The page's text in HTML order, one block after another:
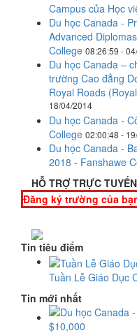
Campus của Học
Du học Canada -
Advanced
College 08:26:59 -
Du học Canada –
trường Cao đẳng
Royal Roads
18/04/2014
Du học Canada -
College 02:00:48 -
Du học Canada -
2018 - Fanshawe
HỖ TRỢ TRỰC
Đăng ký trường của
Tin tiêu điểm
Tuần Lễ Giáo Dục
Tin mới nhất